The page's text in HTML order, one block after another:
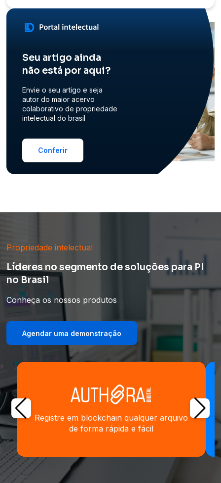
Seu artigo ainda
não está por aqui?
Envie o seu artigo e seja
autor do maior acervo
colaborativo de propriedade
intelectual do brasil
Conferir
Propriedade intelectual
Líderes no segmento de soluções para PI
no Brasil
Conheça os nossos produtos
Agendar uma demonstração
Registre em blockchain qualquer arquivo
de forma rápida e fácil